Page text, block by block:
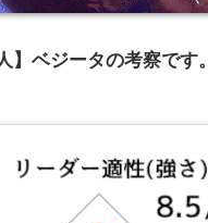
ベジータの考察です。